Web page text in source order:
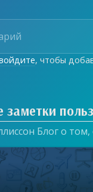
, чтобы
заметки
Блог о